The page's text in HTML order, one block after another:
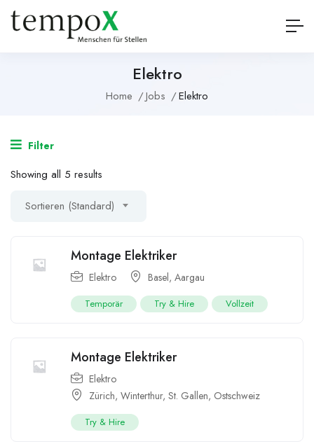
Elektro
Home Jobs Elektro
Filter
Showing all 5 results
Sortieren (Standard)
Montage Elektriker
Elektro Basel, Aargau
Temporär Try & Hire Vollzeit
Montage Elektriker
Elektro
Zürich, Winterthur, St. Gallen, Ostschweiz
Try & Hire